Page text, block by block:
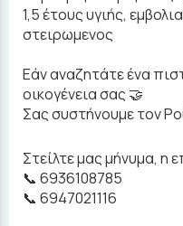
1,5 έτους υγιής,
στειρωμενος
Εάν αναζητάτε ένα
οικογένεια σας 🤝
Σας συστήνουμε τον
Στείλτε μας μήνυμα, η
📞 6936108785
📞 6947021116